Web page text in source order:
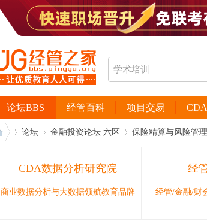
经管百科 项目交易
论坛BBS
论坛 金融投资论坛 六区 保险精算与风险管理
CDA数据分析研究院
商业数据分析与大数据领航教育品牌
经
经管/金融/财